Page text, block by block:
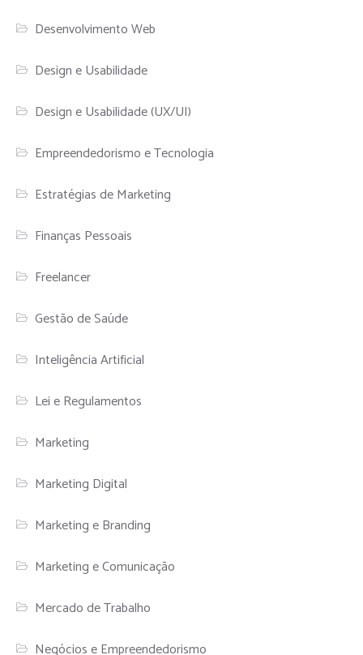
Desenvolvimento Web
Design e Usabilidade
Design e Usabilidade (UX/UI)
Empreendedorismo e Tecnologia
Estratégias de Marketing
Finanças Pessoais
Freelancer
Gestão de Saúde
Inteligência Artificial
Lei e Regulamentos
Marketing
Marketing Digital
Marketing e Branding
Marketing e Comunicação
Mercado de Trabalho
Negócios e Empreendedorismo